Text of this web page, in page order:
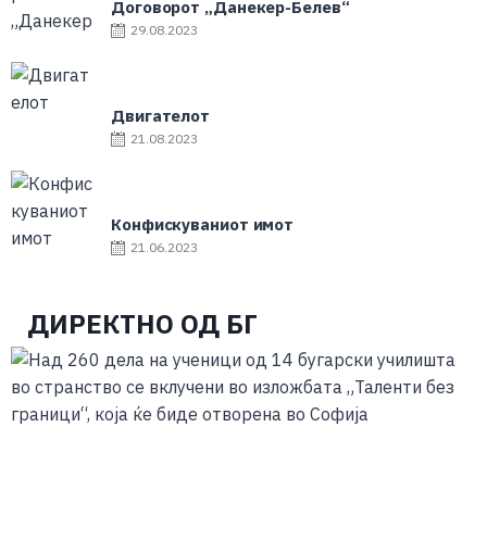
Договорот „Данекер-Белев“
29.08.2023
Двигателот
21.08.2023
Конфискуваниот имот
21.06.2023
ДИРЕКТНО ОД БГ